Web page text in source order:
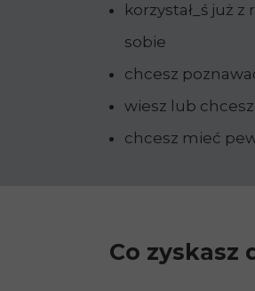
Co zyskasz
korzystał_ś już
sobie
chcesz
wiesz lub
chcesz mieć